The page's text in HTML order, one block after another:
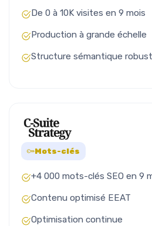
De 0 à 10K visites en 9 mois
Production à grande échelle
Structure sémantique
Mots-clés
+4 000 mots-clés SEO en 9
Contenu optimisé EEAT
Optimisation continue